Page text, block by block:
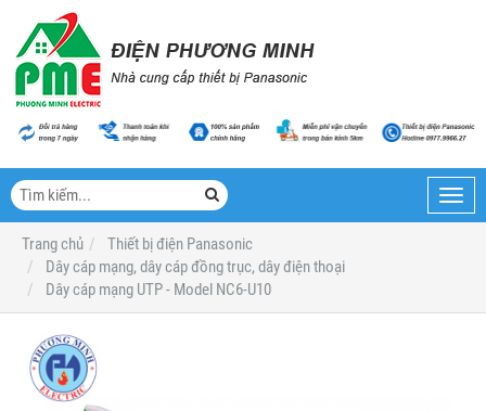
Trang chủ
Thiết bị điện Panasonic
Dây cáp mạng, dây cáp đồng trục, dây điện thoại
Dây cáp mạng UTP - Model NC6-U10